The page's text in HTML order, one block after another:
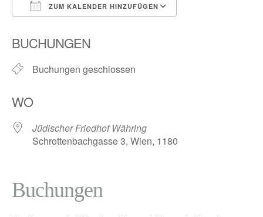
ZUM KALENDER HINZUFÜGEN
BUCHUNGEN
Buchungen geschlossen
WO
Jüdischer Friedhof Währing
Schrottenbachgasse 3, Wien, 1180
Buchungen